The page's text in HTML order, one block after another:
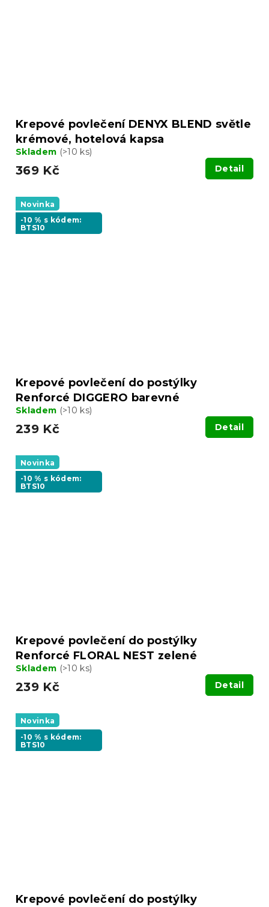
Krepové povlečení DENYX BLEND světle
krémové, hotelová kapsa
Skladem (>10 ks)
369 Kč Detail
Novinka
-10 % s kódem:
BTS10
Krepové povlečení do postýlky
Renforcé DIGGERO barevné
Skladem (>10 ks)
239 Kč Detail
Novinka
-10 % s kódem:
BTS10
Krepové povlečení do postýlky
Renforcé FLORAL NEST zelené
Skladem (>10 ks)
239 Kč Detail
Novinka
-10 % s kódem:
BTS10
Krepové povlečení do postýlky